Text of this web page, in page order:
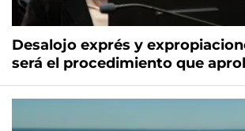
Desalojo exprés y
será el procedimiento que